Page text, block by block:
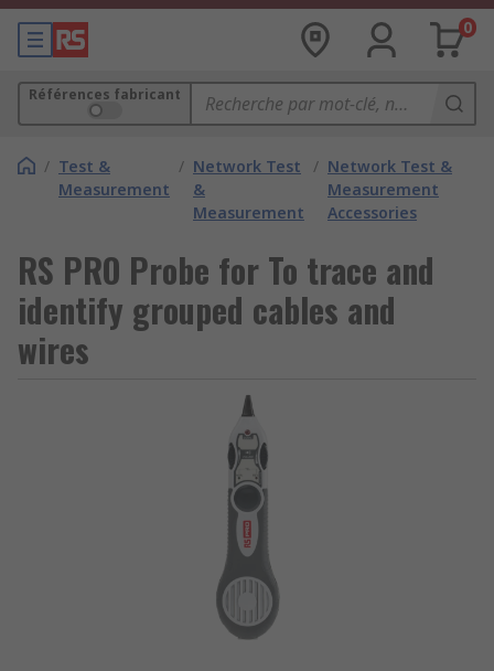
0
Références fabricant
/ Test &
Measurement
/ Network Test
&
Measurement
/ Network Test &
Measurement
Accessories
RS PRO Probe for To trace and
identify grouped cables and
wires